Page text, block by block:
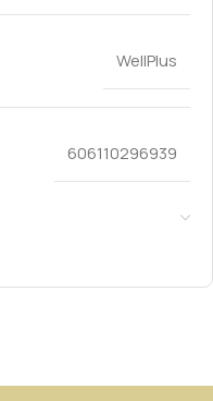
WellPlus
606110296939